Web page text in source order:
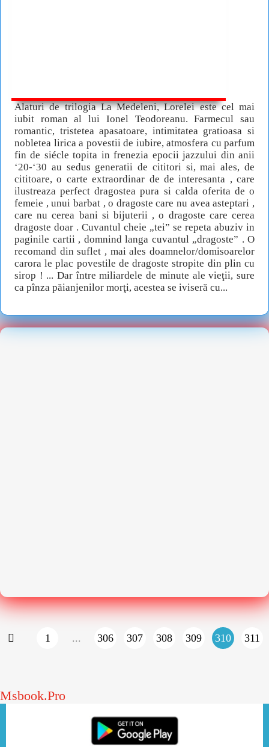
Alaturi de trilogia La Medeleni, Lorelei este cel mai
iubit roman al lui Ionel Teodoreanu. Farmecul sau
romantic, tristetea apasatoare, intimitatea gratioasa si
nobletea lirica a povestii de iubire, atmosfera cu parfum
fin de siécle topita in frenezia epocii jazzului din anii
‘20-‘30 au sedus generatii de cititori si, mai ales, de
cititoare, o carte extraordinar de de interesanta , care
ilustreaza perfect dragostea pura si calda oferita de o
femeie , unui barbat , o dragoste care nu avea asteptari ,
care nu cerea bani si bijuterii , o dragoste care cerea
dragoste doar . Cuvantul cheie „tei” se repeta abuziv in
paginile cartii , domnind langa cuvantul „dragoste” . O
recomand din suflet , mai ales doamnelor/domisoarelor
carora le plac povestile de dragoste stropite din plin cu
sirop ! ... Dar între miliardele de minute ale vieţii, sure
ca pînza păianjenilor morţi, acestea se iviseră cu...
1 ... 306 307 308 309 310 311
Msbook.Pro